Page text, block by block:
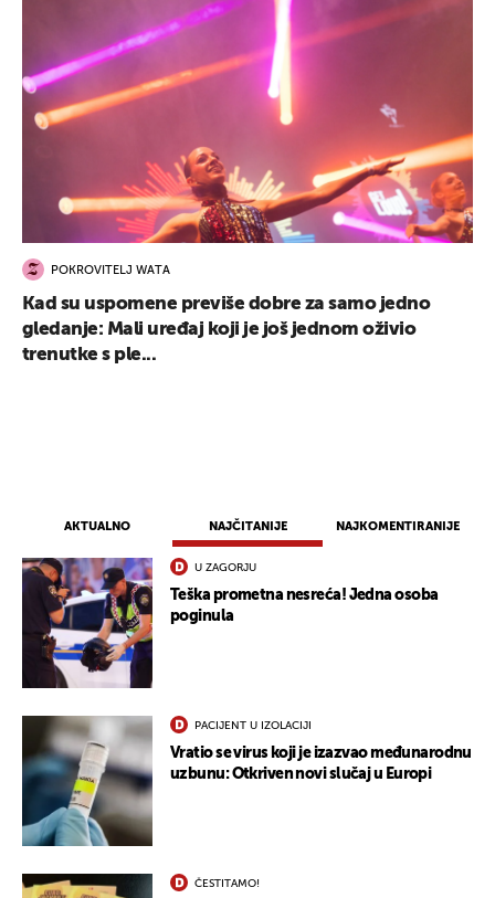
AKTUALNO NAJČITANIJE NAJKOMENTIRANIJE
U ZAGORJU
Teška prometna nesreća! Jedna osoba
poginula
PACIJENT U IZOLACIJI
Vratio se virus koji je izazvao međunarodnu
uzbunu: Otkriven novi slučaj u Europi
ČESTITAMO!
POKROVITELJ WATA
Kad su uspomene previše dobre za samo jedno
gledanje: Mali uređaj koji je još jednom oživio
trenutke s ple...